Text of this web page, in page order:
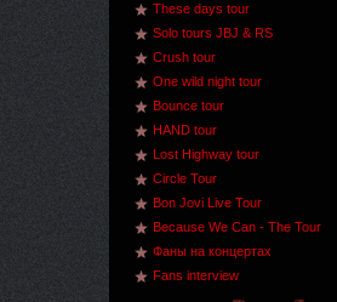
These days tour
Solo tours JBJ & RS
Crush tour
One wild night tour
Bounce tour
HAND tour
Lost Highway tour
Circle Tour
Bon Jovi Live Tour
Because We Can - The Tour
Фаны на концертах
Fans interview